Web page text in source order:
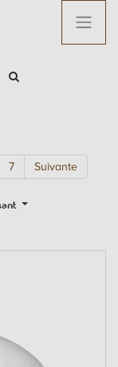
7 Suivante